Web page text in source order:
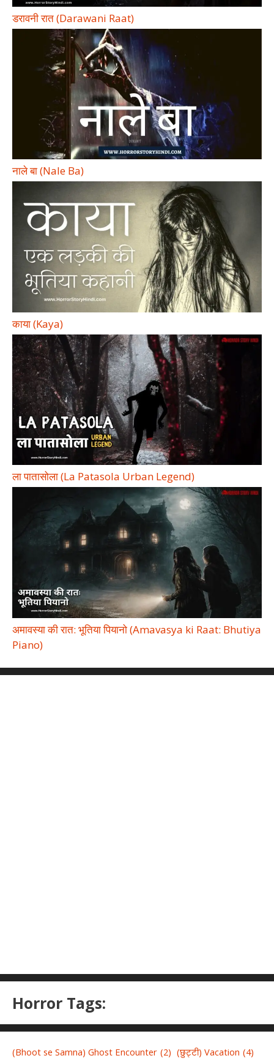
डरावनी रात (Darawani Raat)
नाले बा (Nale Ba)
काया (Kaya)
ला पातासोला (La Patasola Urban Legend)
अमावस्या की रात: भूतिया पियानो (Amavasya ki Raat: Bhutiya
Piano)
Horror Tags:
(Bhoot se Samna) Ghost Encounter (2) (छुट्टी) Vacation (4)